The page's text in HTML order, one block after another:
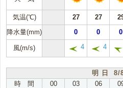
気温(℃) 27 27
降水量(mm)
0 0 0
風(m/s) 4 4
明 日 8/
時 間
00 03 06